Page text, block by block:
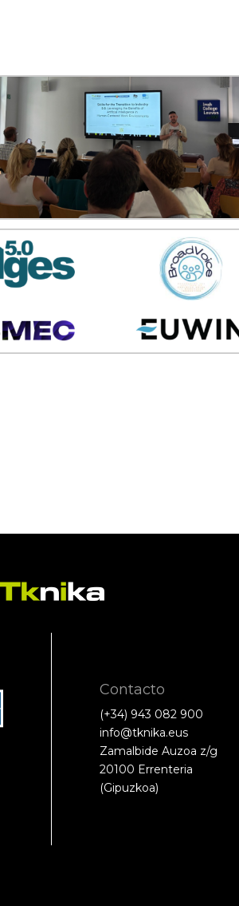
Contacto
(+34) 943 082 900
info@tknika.eus
Zamalbide Auzoa z/g
20100 Errenteria
(Gipuzkoa)